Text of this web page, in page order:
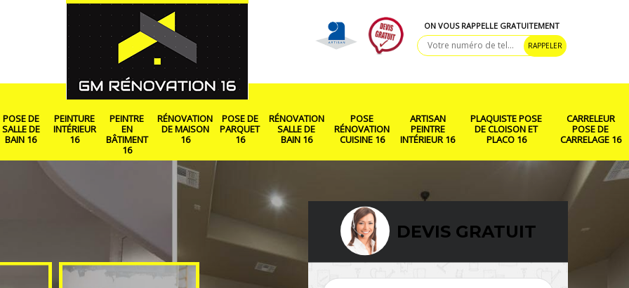
ON VOUS RAPPELLE GRATUITEMENT
POSE DE
SALLE DE
BAIN 16
PEINTURE
INTÉRIEUR
16
PEINTRE
EN
BÂTIMENT
16
RÉNOVATION
DE MAISON
16
POSE DE
PARQUET
16
RÉNOVATION
SALLE DE
BAIN 16
POSE
RÉNOVATION
CUISINE 16
ARTISAN
PEINTRE
INTÉRIEUR 16
PLAQUISTE POSE
DE CLOISON ET
PLACO 16
CARRELEUR
POSE DE
CARRELAGE 16
DEVIS GRATUIT